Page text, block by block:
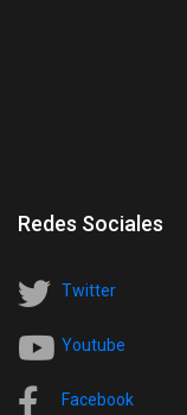
Redes Sociales
Twitter
Youtube
Facebook